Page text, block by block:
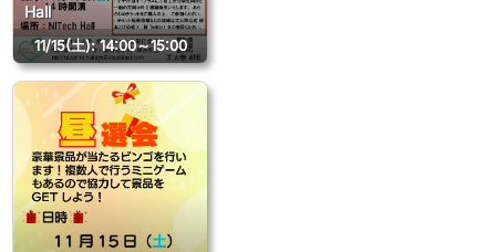
Hall
11/15(土):14:00～15:00